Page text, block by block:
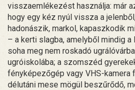
visszaemlékezést használja: már
hogy egy kéz nyúl vissza a
hadonászik, markol, kapaszkodik
– a kerti slagba, amelyből mindig
soha meg nem roskadó
ugróiskolába; a szomszéd
fényképezőgép vagy VHS-kamera
délutáni mese mögül beszűrődő,